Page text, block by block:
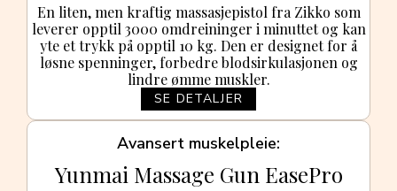
En liten, men kraftig massasjepistol fra Zikko som
leverer opptil 3000 omdreininger i minuttet og kan
yte et trykk på opptil 10 kg. Den er designet for å
løsne spenninger, forbedre blodsirkulasjonen og
lindre ømme muskler.
SE DETALJER
Avansert muskelpleie
Yunmai Massage Gun EasePro